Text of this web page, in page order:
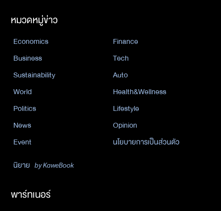
หมวดหมู่ข่าว
Economics
Finance
Business
Tech
Sustainability
Auto
World
Health&Wellness
Politics
Lifestyle
News
Opinion
Event
นโยบายการเป็นส่วนตัว
นิยาย by KaweBook
พาร์ทเนอร์